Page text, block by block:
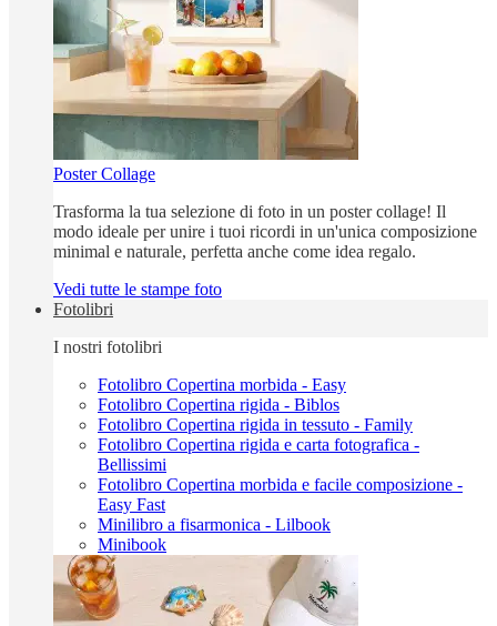
Poster Collage
Trasforma la tua selezione di foto in un poster collage! Il
modo ideale per unire i tuoi ricordi in un'unica composizione
minimal e naturale, perfetta anche come idea regalo.
Vedi tutte le stampe foto
Fotolibri
I nostri fotolibri
Fotolibro Copertina morbida - Easy
Fotolibro Copertina rigida - Biblos
Fotolibro Copertina rigida in tessuto - Family
Fotolibro Copertina rigida e carta fotografica -
Bellissimi
Fotolibro Copertina morbida e facile composizione -
Easy Fast
Minilibro a fisarmonica - Lilbook
Minibook